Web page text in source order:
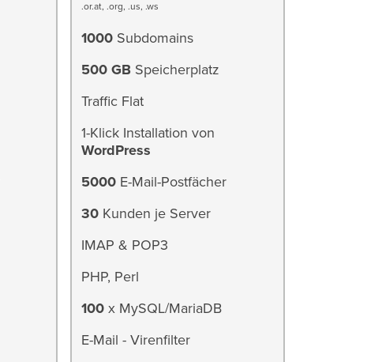
.or.at, .org, .us, .ws
1000Subdomains
500 GB Speicherplatz
Traffic Flat
1-Klick Installation von
WordPress
5000E-Mail-Postfächer
30Kunden je Server
IMAP & POP3
PHP, Perl
100x MySQL/MariaDB
E-Mail - Virenfilter